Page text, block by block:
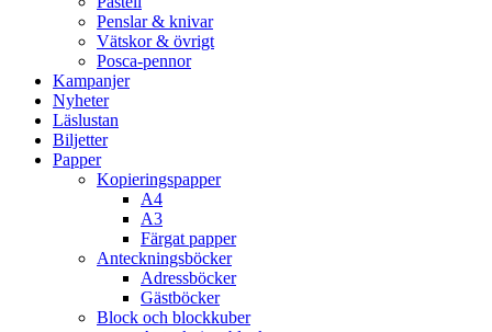
Penslar & knivar
Vätskor & övrigt
Posca-pennor
Kampanjer
Nyheter
Läslustan
Biljetter
Papper
Kopieringspapper
A4
A3
Färgat papper
Anteckningsböcker
Adressböcker
Gästböcker
Block och blockkuber